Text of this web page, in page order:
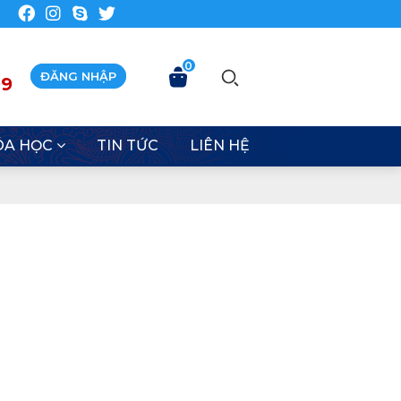
ĐĂNG NHẬP
0
HỌC TIN TỨC LIÊN HỆ